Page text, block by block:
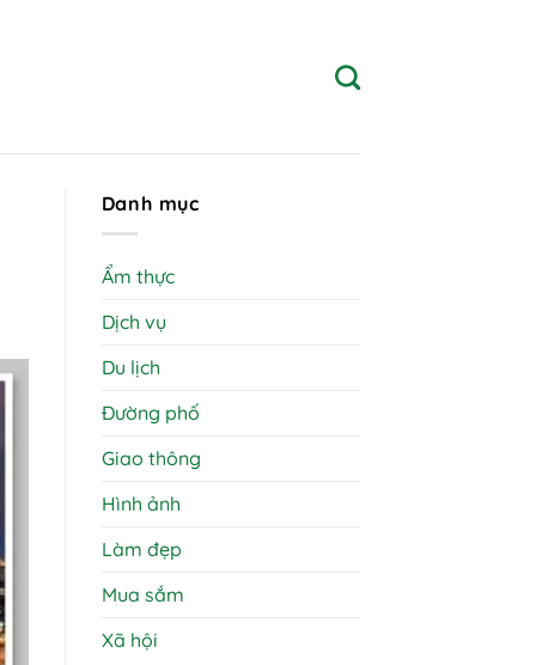
Danh mục
Ẩm thực
Dịch vụ
Du lịch
Đường phố
Giao thông
Hình ảnh
Làm đẹp
Mua sắm
Xã hội